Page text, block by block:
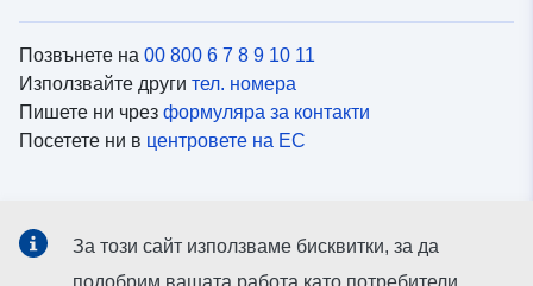
Позвънете на 00 800 6 7 8 9 10 11
Използвайте други тел. номера
Пишете ни чрез формуляра за контакти
Посетете ни в центровете на ЕС
Вижте профили на ЕС в социалните медии
За този сайт използваме бисквитки, за да
подобрим вашата работа като потребители